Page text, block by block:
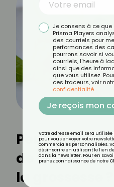
Peut-on
de Saint-
la grossesse ?
Je consens à ce
Prisma Players
des courriels pour
performances des
pourrons savoir si
courriels, l'heure à
ainsi que des
que vous utilisez.
ces traceurs, voir
confidentialité.
Je reçois mon
Votre adresse email sera
pour vous envoyer votre
commerciales personnalisées.
désinscrire en utilisant le lien
dans la newsletter. Pour en
prenez connaissance de notre